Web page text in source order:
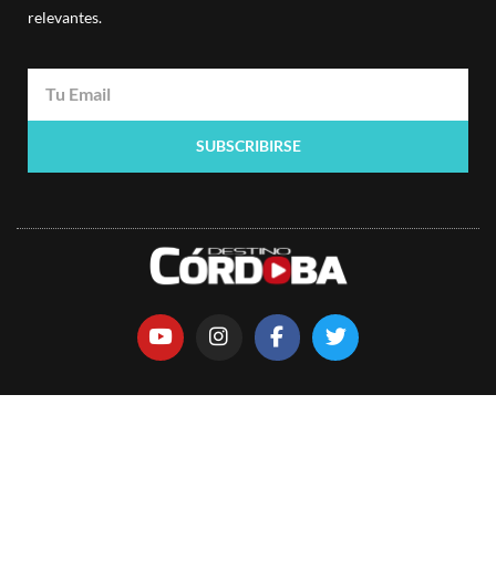
relevantes.
SUBSCRIBIRSE